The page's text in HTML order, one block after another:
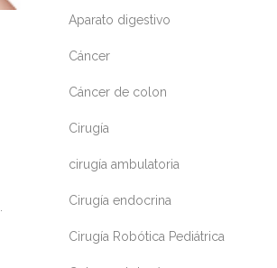
Aparato digestivo
Cáncer
Cáncer de colon
Cirugía
cirugía ambulatoria
Cirugía endocrina
Cirugía Robótica Pediátrica